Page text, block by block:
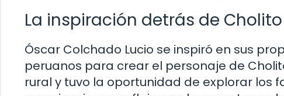
La inspiración detrás de Cholito
Óscar Colchado Lucio se inspiró en sus
peruanos para crear el personaje de
rural y tuvo la oportunidad de explorar los